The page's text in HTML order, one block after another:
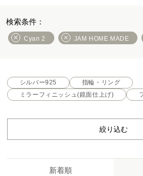
Cyan 2 JAM HOME MADE
シルバー925
指輪・リング
ミラーフィニッシュ(鏡面仕上げ)
絞り込む
新着順